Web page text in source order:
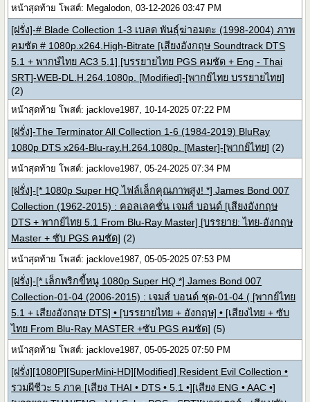
หน้าสุดท้าย โพสต์: Megalodon, 03-12-2026 03:47 PM
[ฝรั่ง]-# Blade Collection 1-3 เบลด พันธุ์ฆ่าอมตะ (1998-2004) ภาพ
คมชัด # 1080p.x264.High-Bitrate [เสียงอังกฤษ Soundtrack DTS
5.1 + พากษ์ไทย AC3 5.1] [บรรยายไทย PGS คมชัด + Eng - Thai
SRT]-WEB-DL.H.264.1080p. [Modified]-[พากย์ไทย บรรยายไทย]
(2)
หน้าสุดท้าย โพสต์: jacklove1987, 10-14-2025 07:22 PM
[ฝรั่ง]-The Terminator All Collection 1-6 (1984-2019) BluRay
1080p DTS x264-Blu-ray.H.264.1080p. [Master]-[พากย์ไทย] (2)
หน้าสุดท้าย โพสต์: jacklove1987, 05-24-2025 07:34 PM
[ฝรั่ง]-[* 1080p Super HQ ไฟล์เล็กคุณภาพสูง! *] James Bond 007
Collection (1962-2015) : คอลเลคชั่น เจมส์ บอนด์ [เสียงอังกฤษ
DTS + พากย์ไทย 5.1 From Blu-Ray Master] [บรรยาย: ไทย-อังกฤษ
Master + ซับ PGS คมชัด] (2)
หน้าสุดท้าย โพสต์: jacklove1987, 05-05-2025 07:53 PM
[ฝรั่ง]-[* เล็กพริกขี้หนู 1080p Super HQ *] James Bond 007
Collection-01-04 (2006-2015) : เจมส์ บอนด์ ชุด-01-04 ( [พากย์ไทย
5.1 + เสียงอังกฤษ DTS] • [บรรยายไทย + อังกฤษ] • [เสียงไทย + ซับ
ไทย From Blu-Ray MASTER +ซับ PGS คมชัด] (5)
หน้าสุดท้าย โพสต์: jacklove1987, 05-05-2025 07:50 PM
[ฝรั่ง][1080P][SuperMini-HD][Modified] Resident Evil Collection •
รวมผีชีวะ 5 ภาค [เสียง THAI • DTS • 5.1 •][เสียง ENG • AAC •]